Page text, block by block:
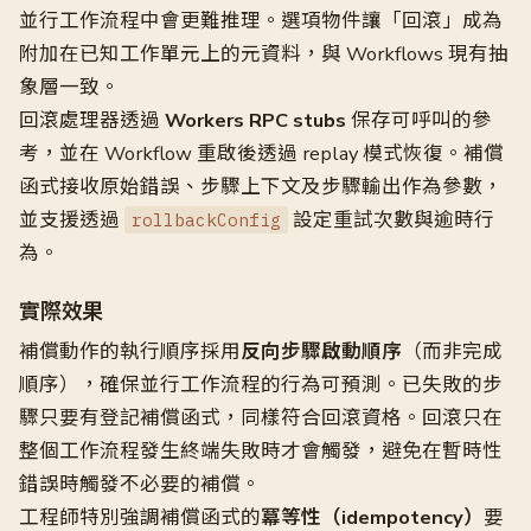
並行工作流程中會更難推理。選項物件讓「回滾」成為
附加在已知工作單元上的元資料，與 Workflows 現有抽
象層一致。
回滾處理器透過 Workers RPC stubs 保存可呼叫的參
考，並在 Workflow 重啟後透過 replay 模式恢復。補償
函式接收原始錯誤、步驟上下文及步驟輸出作為參數，
並支援透過
rollbackConfig 設定重試次數與逾時行
為。
實際效果
補償動作的執行順序採用反向步驟啟動順序 （而非完成
順序），確保並行工作流程的行為可預測。已失敗的步
驟只要有登記補償函式，同樣符合回滾資格。回滾只在
整個工作流程發生終端失敗時才會觸發，避免在暫時性
錯誤時觸發不必要的補償。
工程師特別強調補償函式的冪等性（idempotency） 要